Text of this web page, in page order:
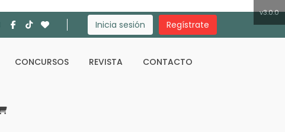
Inicia sesión Regístrate
CONCURSOS REVISTA CONTACTO
v3.0.0